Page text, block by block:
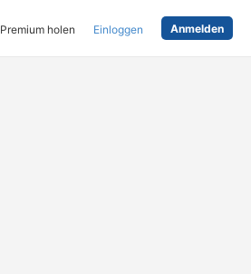
Premium holen Einloggen Anmelden